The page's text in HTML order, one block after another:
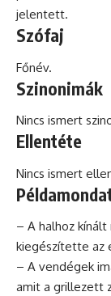
jelentett.
Szófaj
Főnév.
Szinonimák
Nincs ismert
Ellentéte
Nincs ismert
– A halhoz
kiegészítette az
– A vendégek
amit a grillezett